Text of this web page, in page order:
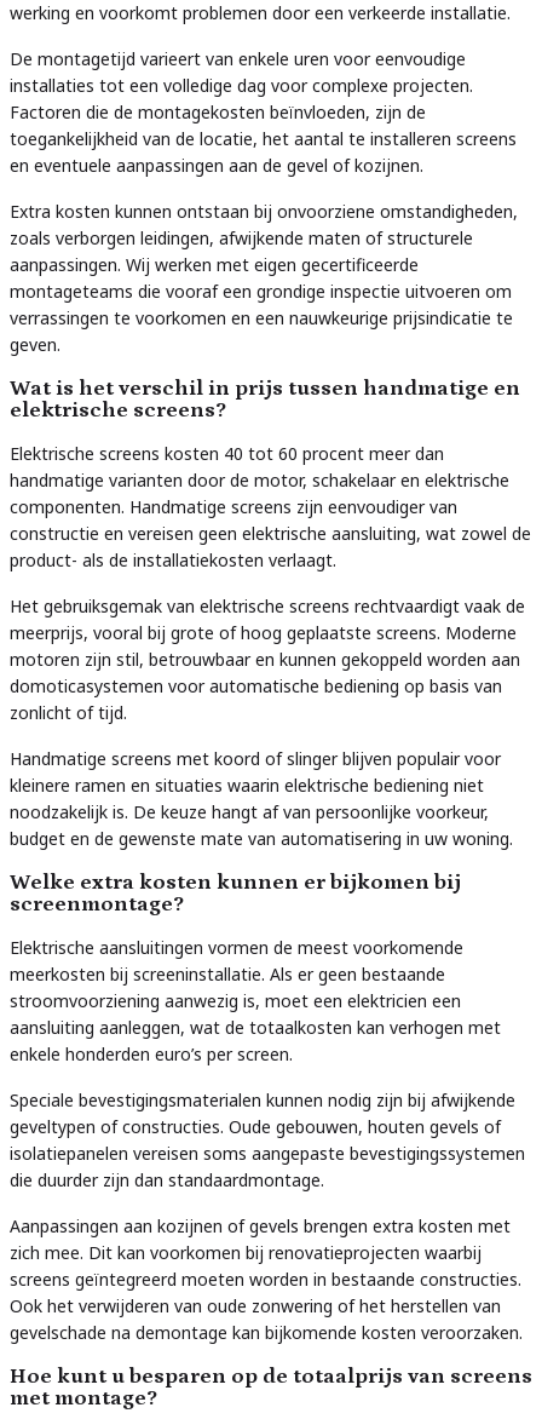
werking en voorkomt problemen door een verkeerde installatie.
De montagetijd varieert van enkele uren voor eenvoudige
installaties tot een volledige dag voor complexe projecten.
Factoren die de montagekosten beïnvloeden, zijn de
toegankelijkheid van de locatie, het aantal te installeren screens
en eventuele aanpassingen aan de gevel of kozijnen.
Extra kosten kunnen ontstaan bij onvoorziene omstandigheden,
zoals verborgen leidingen, afwijkende maten of structurele
aanpassingen. Wij werken met eigen gecertificeerde
montageteams die vooraf een grondige inspectie uitvoeren om
verrassingen te voorkomen en een nauwkeurige prijsindicatie te
geven.
Wat is het verschil in prijs tussen handmatige en
elektrische screens?
Elektrische screens kosten 40 tot 60 procent meer dan
handmatige varianten door de motor, schakelaar en elektrische
componenten. Handmatige screens zijn eenvoudiger van
constructie en vereisen geen elektrische aansluiting, wat zowel de
product- als de installatiekosten verlaagt.
Het gebruiksgemak van elektrische screens rechtvaardigt vaak de
meerprijs, vooral bij grote of hoog geplaatste screens. Moderne
motoren zijn stil, betrouwbaar en kunnen gekoppeld worden aan
domoticasystemen voor automatische bediening op basis van
zonlicht of tijd.
Handmatige screens met koord of slinger blijven populair voor
kleinere ramen en situaties waarin elektrische bediening niet
noodzakelijk is. De keuze hangt af van persoonlijke voorkeur,
budget en de gewenste mate van automatisering in uw woning.
Welke extra kosten kunnen er bijkomen bij
screenmontage?
Elektrische aansluitingen vormen de meest voorkomende
meerkosten bij screeninstallatie. Als er geen bestaande
stroomvoorziening aanwezig is, moet een elektricien een
aansluiting aanleggen, wat de totaalkosten kan verhogen met
enkele honderden euro’s per screen.
Speciale bevestigingsmaterialen kunnen nodig zijn bij afwijkende
geveltypen of constructies. Oude gebouwen, houten gevels of
isolatiepanelen vereisen soms aangepaste bevestigingssystemen
die duurder zijn dan standaardmontage.
Aanpassingen aan kozijnen of gevels brengen extra kosten met
zich mee. Dit kan voorkomen bij renovatieprojecten waarbij
screens geïntegreerd moeten worden in bestaande constructies.
Ook het verwijderen van oude zonwering of het herstellen van
gevelschade na demontage kan bijkomende kosten veroorzaken.
Hoe kunt u besparen op de totaalprijs van screens
met montage?